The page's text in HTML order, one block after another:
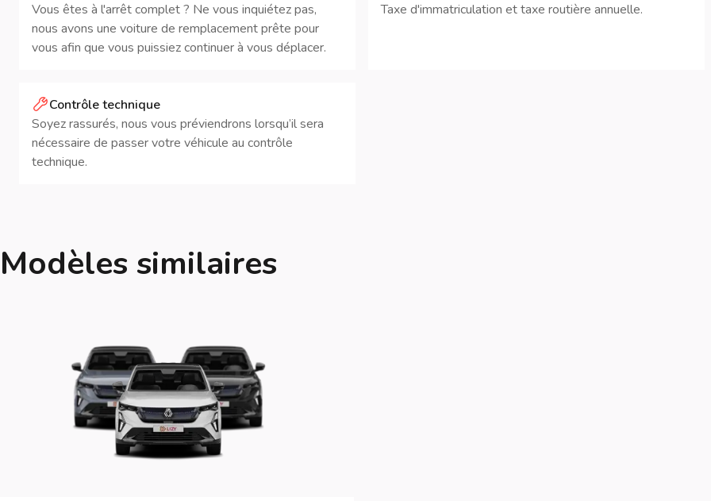
Modèles similaires
Vous êtes à l'arrêt complet ? Ne vous inquiétez pas,
nous avons une voiture de remplacement prête pour
vous afin que vous puissiez continuer à vous déplacer.
Taxe d'immatriculation et taxe routière annuelle.
Contrôle technique
Soyez rassurés, nous vous préviendrons lorsqu’il sera
nécessaire de passer votre véhicule au contrôle
technique.